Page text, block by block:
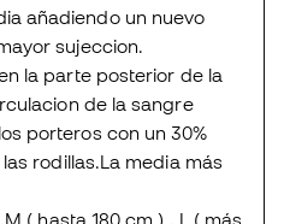
añadiendo un nuevo
sujeccion.
la parte posterior de la
de la sangre
porteros con un 30%
rodillas.La media más
( hasta 180 cm ) , L ( más